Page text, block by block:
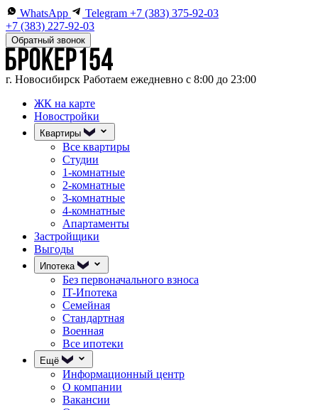
WhatsApp Telegram +7 (383) 375-92-03
+7 (383) 227-92-03
Обратный звонок
г. Новосибирск Работаем ежедневно с 8:00 до 23:00
ЖК на карте
Новостройки
Квартиры
Все квартиры
Студии
1-комнатные
2-комнатные
3-комнатные
4-комнатные
Апартаменты
Застройщики
Выгоды
Ипотека
Без первоначального взноса
IT-Ипотека
Семейная
Стандартная
Военная
Все ипотеки
Ещё
Информационный центр
О компании
Вакансии